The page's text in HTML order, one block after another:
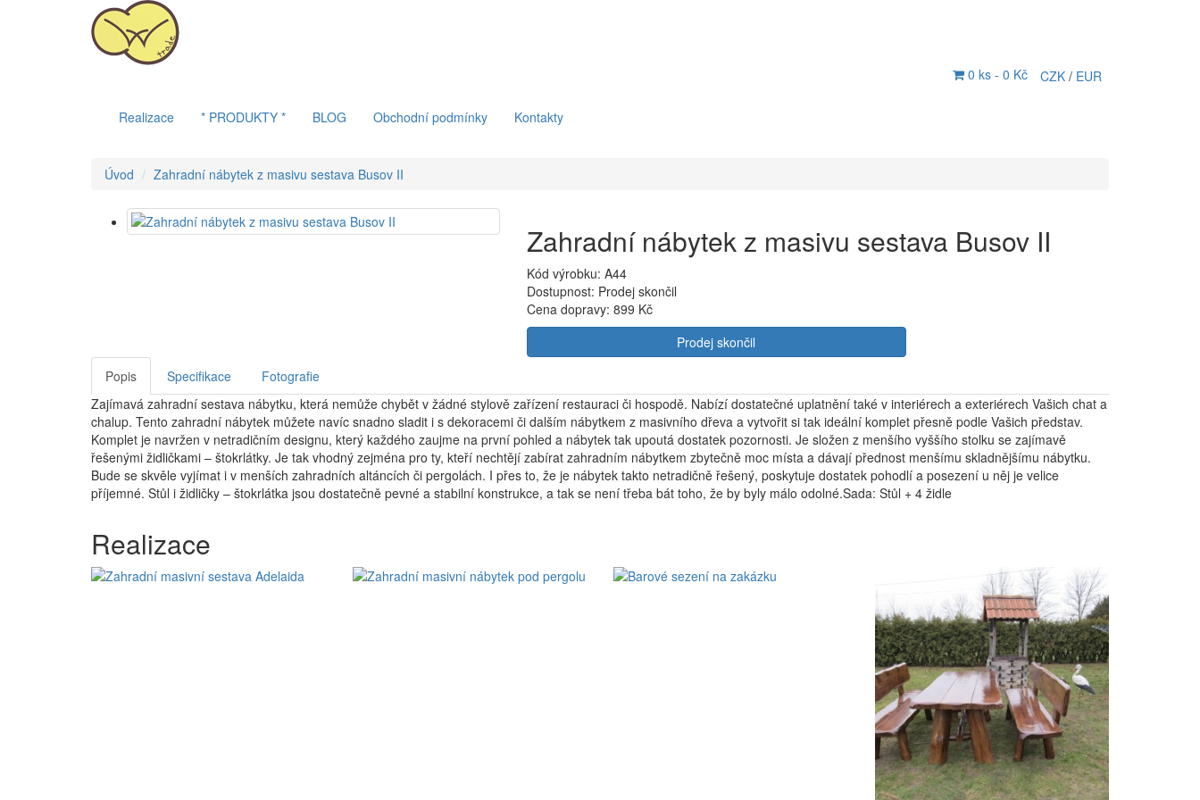
0 ks - 0 Kč CZK / EUR
Realizace * PRODUKTY * BLOG Obchodní podmínky Kontakty
Úvod Zahradní nábytek z masivu sestava Busov II
Zahradní nábytek z masivu sestava Busov II
Kód výrobku: A44
Dostupnost: Prodej skončil
Cena dopravy: 899 Kč
Prodej skončil
Popis
Specifikace
Fotografie
Zajímavá zahradní sestava nábytku, která nemůže chybět v žádné stylově zařízení restauraci či hospodě. Nabízí dostatečné uplatnění také v interiérech a exteriérech Vašich chat a
chalup. Tento zahradní nábytek můžete navíc snadno sladit i s dekoracemi či dalším nábytkem z masivního dřeva a vytvořit si tak ideální komplet přesně podle Vašich představ.
Komplet je navržen v netradičním designu, který každého zaujme na první pohled a nábytek tak upoutá dostatek pozornosti. Je složen z menšího vyššího stolku se zajímavě
řešenými židličkami – štokrlátky. Je tak vhodný zejména pro ty, kteří nechtějí zabírat zahradním nábytkem zbytečně moc místa a dávají přednost menšímu skladnějšímu nábytku.
Bude se skvěle vyjímat i v menších zahradních altáncích či pergolách. I přes to, že je nábytek takto netradičně řešený, poskytuje dostatek pohodlí a posezení u něj je velice
příjemné. Stůl i židličky – štokrlátka jsou dostatečně pevné a stabilní konstrukce, a tak se není třeba bát toho, že by byly málo odolné.Sada: Stůl + 4 židle
Realizace